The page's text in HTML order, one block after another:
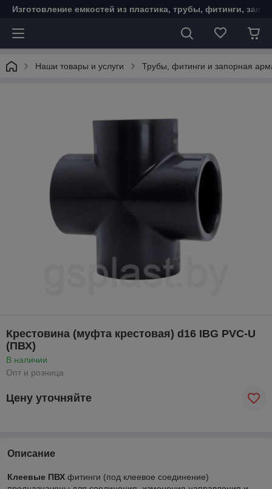
Изготовление емкостей из пластика, трубы, фитинги,
Наши товары и услуги Трубы, фитинги и запорная
Крестовина (муфта крестовая) d16 IBG PVC-U
(ПВХ)
В наличии
Опт и розница
Цену уточняйте
Описание
Клеевые ПВХ фитинги (под клеевое соединение)